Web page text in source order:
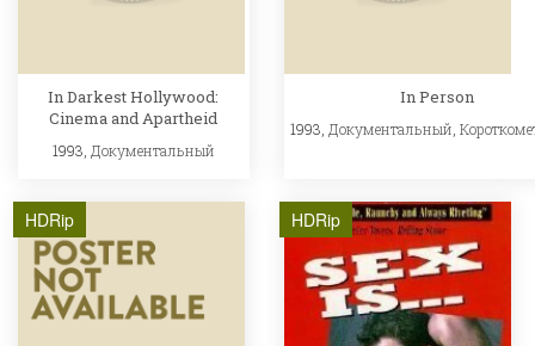
In Darkest Hollywood:
Cinema and Apartheid
1993, Документальный
In Person
1993, Документальный ,
HDRip HDRip